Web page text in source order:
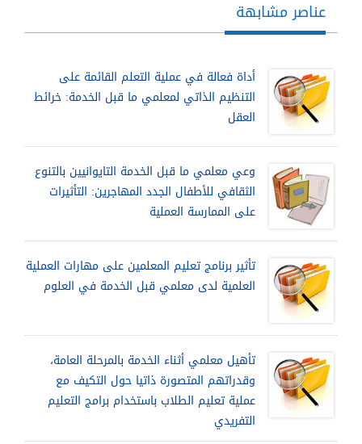
عناصر مشابهة
أداة فعالة في عملية التعلم القائمة على
التنظيم الذاتي لمعلمي ما قبل الخدمة: خرائط
العقل
وعي معلمي ما قبل الخدمة التايوانيين بالتنوع
الثقافي للأطفال الجدد المهاجرين: التأثيرات
على الممارسة العملية
تأثير برنامج تعليم المعلمين على مهارات العملية
العلمية لدى معلمي قبل الخدمة في العلوم
تأهيل معلمي أثناء الخدمة بالمرحلة العامة،
وقدراتهم المتصورة ذاتيا حول التكيف مع
عملية تعليم الطلاب باستخدام برامج التعليم
التفريدي